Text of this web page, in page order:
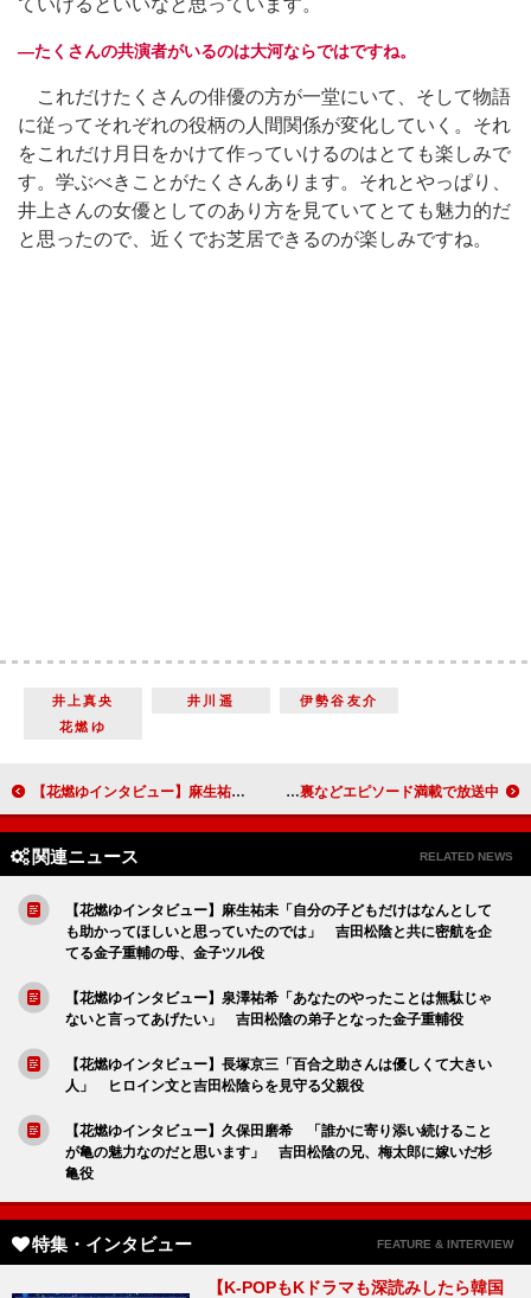
―たくさんの共演者がいるのは大河ならではですね。
これだけたくさんの俳優の方が一堂にいて、そして物語
に従ってそれぞれの役柄の人間関係が変化していく。それ
をこれだけ月日をかけて作っていけるのはとても楽しみで
す。学ぶべきことがたくさんあります。それとやっぱり、
井上さんの女優としてのあり方を見ていてとても魅力的だ
と思ったので、近くでお芝居できるのが楽しみですね。
井上真央 井川遥
伊勢谷友介
花燃ゆ
【花燃ゆインタビュー】麻生祐未「自分の子どもだけはなんとしても助かってほしいと思っていたのでは」 吉田松陰と共に密航を企てる金子重輔の母、金子ツル役 八木沼純子がフィギュアスケート専門番組のメーン司会 選手の意外な素顔、大会の舞台裏などエピソード満載で放送中
関連ニュース RELATED NEWS
【花燃ゆインタビュー】麻生祐未「自分の子どもだけはなんとして
も助かってほしいと思っていたのでは」 吉田松陰と共に密航を企
てる金子重輔の母、金子ツル役
【花燃ゆインタビュー】泉澤祐希「あなたのやったことは無駄じゃ
ないと言ってあげたい」 吉田松陰の弟子となった金子重輔役
【花燃ゆインタビュー】長塚京三「百合之助さんは優しくて大きい
人」 ヒロイン文と吉田松陰らを見守る父親役
【花燃ゆインタビュー】久保田磨希 「誰かに寄り添い続けること
が亀の魅力なのだと思います」 吉田松陰の兄、梅太郎に嫁いだ杉
亀役
特集・インタビュー FEATURE & INTERVIEW
【K-POPもKドラマも深読みしたら韓国